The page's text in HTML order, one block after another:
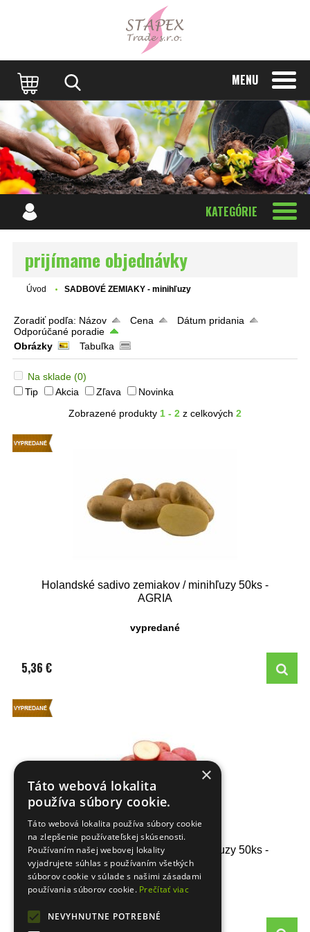
MENU
KATEGÓRIE
prijímame objednávky
Úvod SADBOVÉ ZEMIAKY - minihľuzy
Zoradiť podľa: Názov Cena
Dátum pridania
Odporúčané poradie
Obrázky
Tabuľka
Na sklade (0)
Tip
Akcia Zľava
Novinka
Zobrazené produkty 1 - 2 z celkových 2
Holandské sadivo zemiakov / minihľuzy 50ks -
AGRIA
vypredané
5,36 €
Holandské sadivo zemiakov / minihľuzy 50ks -
DESIREE
vypredané
×
Táto webová lokalita
používa súbory cookie.
Táto webová lokalita používa súbory cookie
na zlepšenie používateľskej skúsenosti.
Používaním našej webovej lokality
vyjadrujete súhlas s používaním všetkých
súborov cookie v súlade s našimi zásadami
používania súborov cookie. Prečítať viac
NEVYHNUTNE POTREBNÉ